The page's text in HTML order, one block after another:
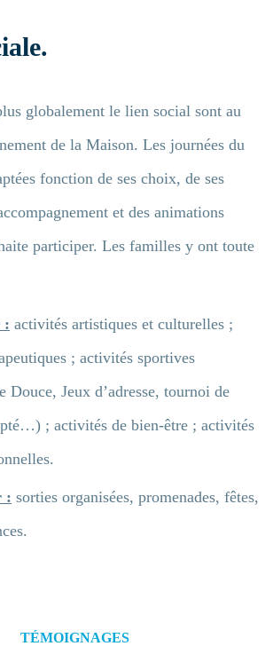
globalement le lien social sont au
de la Maison. Les journées du
fonction de ses choix, de ses
et des animations
participer. Les familles y ont toute
: activités artistiques et culturelles ;
; activités sportives
Douce, Jeux d’adresse, tournoi de
; activités de bien-être ; activités
: sorties organisées, promenades, fêtes,
TÉMOIGNAGES